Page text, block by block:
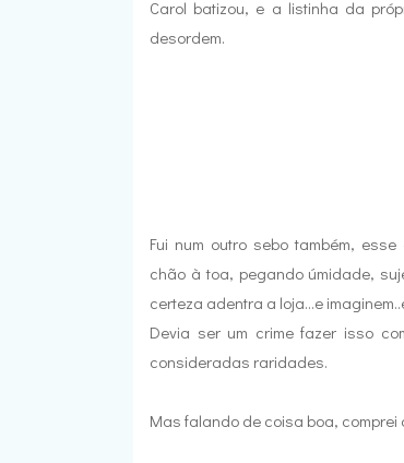
Carol batizou, e a listinha da
desordem.
Fui num outro sebo também,
chão à toa, pegando úmidade,
certeza adentra a loja...e
Devia ser um crime fazer isso
consideradas raridades.
Mas falando de coisa boa,